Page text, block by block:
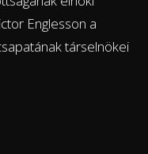
Englesson a
társelnökei